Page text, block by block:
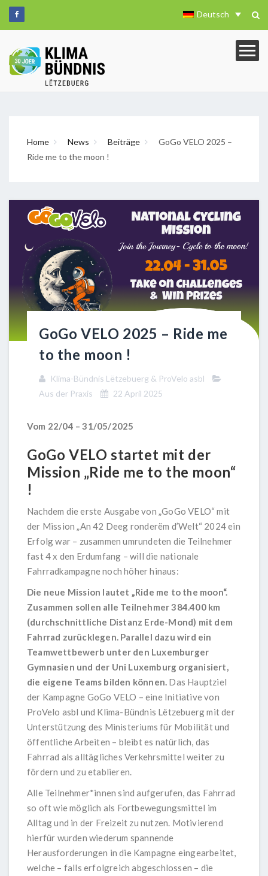
Deutsch
Home News Beiträge
GoGo VELO 2025 –
Ride me to the moon !
GoGo VELO 2025 – Ride me
to the moon !
Klima-Bündnis Lëtzebuerg & ProVelo asbl
Aus der Praxis
22 April 2025
Vom 22/04 – 31/05/2025
GoGo VELO startet mit der
Mission „Ride me to the moon“
!
Nachdem die erste Ausgabe von „GoGo VELO“ mit
der Mission „An 42 Deeg ronderëm d’Welt“ 2024 ein
Erfolg war – zusammen umrundeten die Teilnehmer
fast 4 x den Erdumfang – will die nationale
Fahrradkampagne noch höher hinaus:
Die neue Mission lautet „Ride me to the moon“.
Zusammen sollen alle Teilnehmer 384.400 km
(durchschnittliche Distanz Erde-Mond) mit dem
Fahrrad zurücklegen. Parallel dazu wird ein
Teamwettbewerb unter den Luxemburger
Gymnasien und der Uni Luxemburg organisiert,
die eigene Teams bilden können. Das Hauptziel
der Kampagne GoGo VELO – eine Initiative von
ProVelo asbl und Klima-Bündnis Lëtzebuerg mit der
Unterstützung des Ministeriums für Mobilität und
öffentliche Arbeiten – bleibt es natürlich, das
Fahrrad als alltägliches Verkehrsmittel weiter zu
fördern und zu etablieren.
Alle Teilnehmer*innen sind aufgerufen, das Fahrrad
so oft wie möglich als Fortbewegungsmittel im
Alltag und in der Freizeit zu nutzen. Motivierend
hierfür wurden wiederum spannende
Herausforderungen in die Kampagne eingearbeitet,
welche – falls erfolgreich abgeschlossen – die